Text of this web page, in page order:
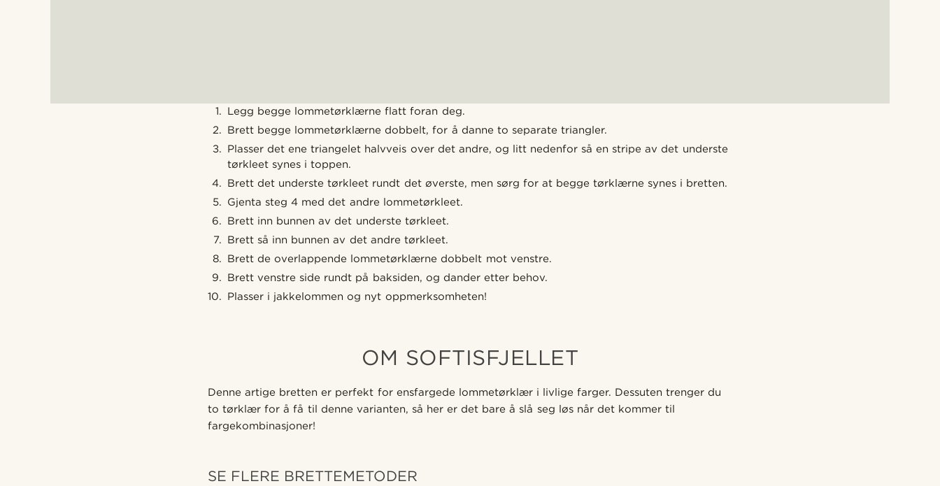
Legg begge lommetørklærne flatt foran deg.
Brett begge lommetørklærne dobbelt, for å danne to separate triangler.
Plasser det ene triangelet halvveis over det andre, og litt nedenfor så en stripe av det underste
tørkleet synes i toppen.
Brett det underste tørkleet rundt det øverste, men sørg for at begge tørklærne synes i bretten.
Gjenta steg 4 med det andre lommetørkleet.
Brett inn bunnen av det underste tørkleet.
Brett så inn bunnen av det andre tørkleet.
Brett de overlappende lommetørklærne dobbelt mot venstre.
Brett venstre side rundt på baksiden, og dander etter behov.
Plasser i jakkelommen og nyt oppmerksomheten!
OM SOFTISFJELLET
Denne artige bretten er perfekt for ensfargede lommetørklær i livlige farger. Dessuten trenger du
to tørklær for å få til denne varianten, så her er det bare å slå seg løs når det kommer til
fargekombinasjoner!
SE FLERE BRETTEMETODER